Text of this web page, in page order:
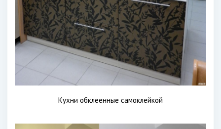
Кухни обклеенные самоклейкой